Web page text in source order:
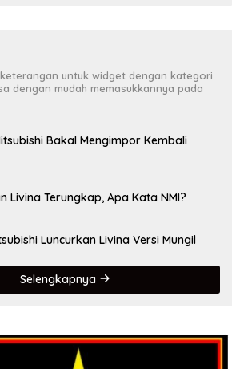
untuk widget dengan kategori
dengan mudah memasukkannya pada
Bakal Mengimpor Kembali
Livina Terungkap, Apa Kata NMI?
Luncurkan Livina Versi Mungil
Selengkapnya